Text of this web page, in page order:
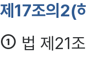
제17조의2(
① 법 제21